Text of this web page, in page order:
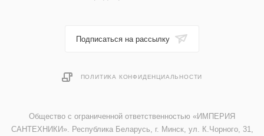
Подписаться на рассылку
ПОЛИТИКА КОНФИДЕНЦИАЛЬНОСТИ
Общество с ограниченной ответственностью «ИМПЕРИЯ
САНТЕХНИКИ». Республика Беларусь, г. Минск, ул. К.Чорного, 31,